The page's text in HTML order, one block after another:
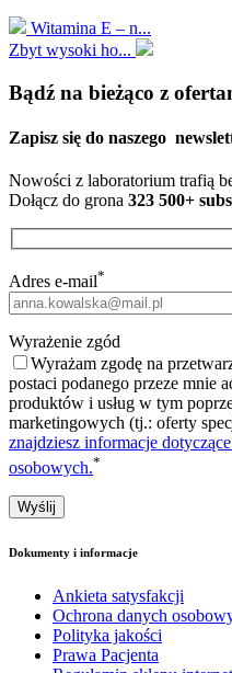
Witamina E – n...
Zbyt wysoki ho...
Bądź na bieżąco z
Zapisz się do naszego
Nowości z laboratorium trafią
Dołącz do grona 323 500+
Adres e-mail*
Wyrażenie zgód
Wyrażam zgodę na
postaci podanego przeze mnie
produktów i usług w tym
marketingowych (tj.: oferty
znajdziesz informacje
osobowych.*
Dokumenty i informacje
Ankieta satysfakcji
Ochrona danych
Polityka jakości
Prawa Pacjenta